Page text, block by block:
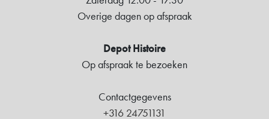
Overige dagen op afspraak
Depot Histoire
Op afspraak te bezoeken
Contactgegevens
+316 24751131